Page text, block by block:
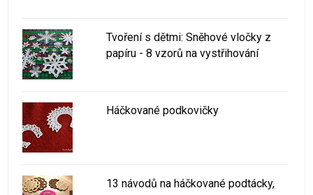
Tvoření s dětmi: Sněhové vločky z
papíru - 8 vzorů na vystřihování
Háčkované podkovičky
13 návodů na háčkované podtácky,